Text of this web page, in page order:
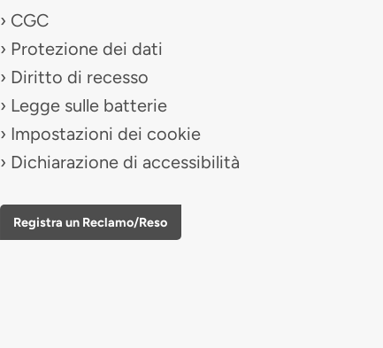
CGC
Protezione dei dati
Diritto di recesso
Legge sulle batterie
Impostazioni dei cookie
Dichiarazione di accessibilità
Registra un Reclamo/Reso